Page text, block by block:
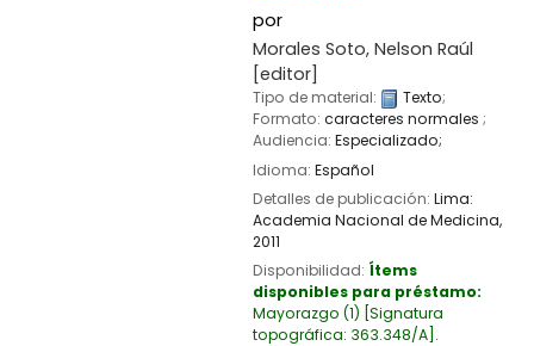
por
Morales Soto, Nelson Raúl
[editor]
Tipo de material: Texto;
Formato: caracteres normales ;
Audiencia: Especializado;
Idioma: Español
Detalles de publicación: Lima:
Academia Nacional de Medicina,
2011
Disponibilidad: Ítems
disponibles para préstamo:
Mayorazgo (1) Signatura
topográfica: 363.348/A .